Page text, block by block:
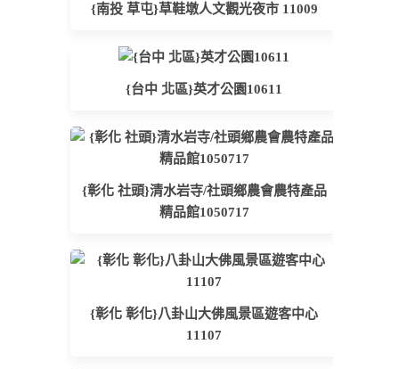
{南投 草屯}草鞋墩人文觀光夜市 11009
{台中 北區}英才公園10611
{彰化 社頭}清水岩寺/社頭鄉農會農特產品
精品館1050717
{彰化 彰化}八卦山大佛風景區遊客中心
11107